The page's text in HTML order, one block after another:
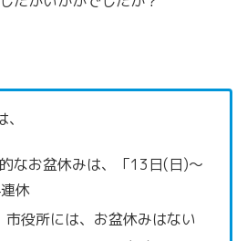
なお盆休みは、「13日(日)～
休
市役所には、お盆休みはない